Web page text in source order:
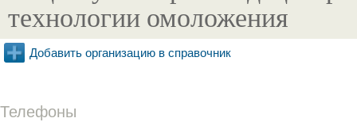
технологии омоложения
Добавить организацию в справочник
Телефоны